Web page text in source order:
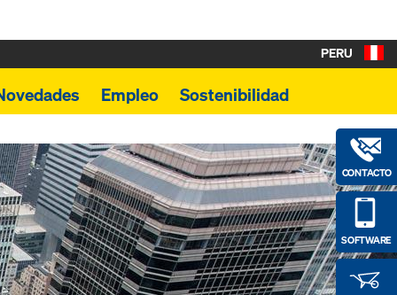
Empleo Sostenibilidad
CONTACTO
SOFTWARE
PERU